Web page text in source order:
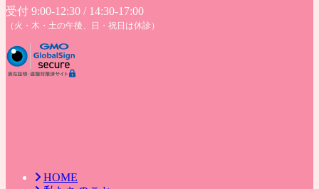
受付 9:00-12:30 / 14:30-17:00
（火・木・土の午後、日・祝日は休診）
HOME